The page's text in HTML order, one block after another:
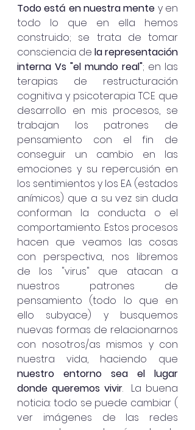
Todo está en nuestra mente y en
todo lo que en ella hemos
construido; se trata de tomar
consciencia de la representación
interna Vs "el mundo real"; en las
terapias de restructuración
cognitiva y psicoterapia TCE que
desarrollo en mis procesos, se
trabajan los patrones de
pensamiento con el fin de
conseguir un cambio en las
emociones y su repercusión en
los sentimientos y los EA (estados
anímicos) que a su vez sin duda
conforman la conducta o el
comportamiento. Estos procesos
hacen que veamos las cosas
con perspectiva, nos libremos
de los "virus" que atacan a
nuestros patrones de
pensamiento (todo lo que en
ello subyace) y busquemos
nuevas formas de relacionarnos
con nosotros/as mismos y con
nuestro entorno sea el lugar
donde queremos vivir.  La buena
noticia: todo se puede cambiar (
ver imágenes de las redes